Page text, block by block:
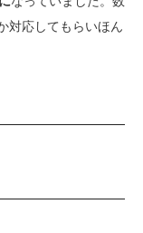
対応してもらいほん